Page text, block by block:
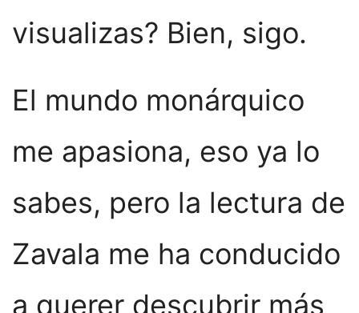
visualizas? Bien, sigo.
El mundo monárquico
me apasiona, eso ya lo
sabes, pero la lectura de
Zavala me ha conducido
a querer descubrir más